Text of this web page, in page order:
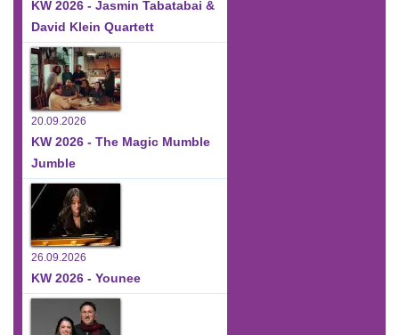
KW 2026 - Jasmin Tabatabai &
David Klein Quartett
20.09.2026
KW 2026 - The Magic Mumble
Jumble
26.09.2026
KW 2026 - Younee